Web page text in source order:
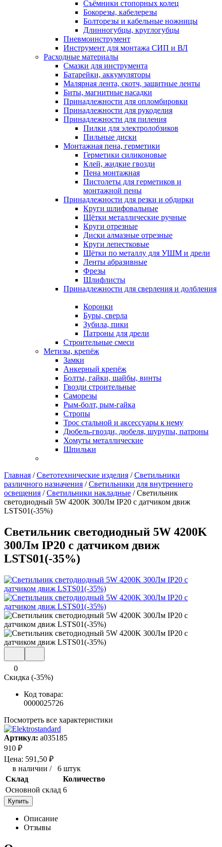
Съёмники стопорных колец
Бокорезы, кабелерезы
Болторезы и кабельные ножницы
Длинногубцы, круглогубцы
Пневмоинструмент
Инструмент для монтажа СИП и ВЛ
Расходные материалы
Смазки для инструмента
Батарейки, аккумуляторы
Малярная лента, скотч, защитные ленты
Биты, магнитные насадки
Принадлежности для опломбировки
Принадлежности для рукоделия
Принадлежности для пиления
Пилки для электролобзиков
Пильные диски
Монтажная пена, герметики
Герметики силиконовые
Клей, жидкие гвозди
Пена монтажная
Пистолеты для герметиков и
монтажной пены
Принадлежности для резки и обдирки
Круги шлифовальные
Щётки металлические ручные
Круги отрезные
Диски алмазные отрезные
Круги лепестковые
Щётки по металлу для УШМ и дрели
Ленты абразивные
Фрезы
Шлифлисты
Принадлежности для сверления и долбления
Коронки
Буры, сверла
Зубила, пики
Патроны для дрели
Строительные смеси
Метизы, крепёж
Замки
Анкерный крепёж
Болты, гайки, шайбы, винты
Гвозди строительные
Саморезы
Рым-болт, рым-гайка
Стропы
Трос стальной и аксессуары к нему
Дюбель-гвозди, дюбеля, шурупы, патроны
Хомуты металлические
Шпильки
Главная /Светотехнические изделия /Светильники
различного назначения /Светильники для внутреннего
освещения /Светильники накладные /Светильник
светодиодный 5W 4200K 300Лм IP20 с датчиком движ
LSTS01(-35%)
Светильник светодиодный 5W 4200K
300Лм IP20 с датчиком движ
LSTS01(-35%)
0
Скидка (-35%)
Код товара:
0000025726
Посмотреть все характеристики
Артикул: a035185
910 ₽
Цена: 591,50 ₽
в наличии / 6 штук
Склад
Количество
Основной склад 6
Купить
Описание
Отзывы